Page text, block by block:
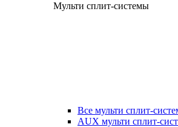
Мульти сплит-системы
Все мульти сплит-
AUX мульти сплит-